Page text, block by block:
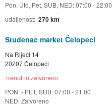
Pon, Uto, Pet, SUB, NED: 07:00 - 22:00
udaljenost 270 km
Studenac market Čelopeci
Na Rijeci 14
20207 Čelopeci
Trenutno zatvoreno
PON. - PET, SUB: 07:00 - 21:00
NED: Zatvoreno